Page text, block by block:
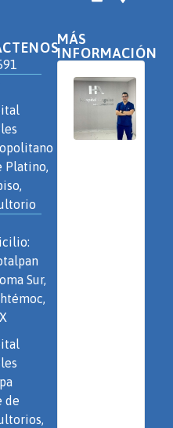
Platino,
Sur,
de
MÁS
INFORMACIÓN